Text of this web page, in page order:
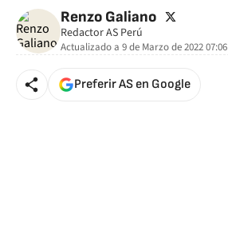
Renzo Galiano twitter
Redactor AS Perú
Actualizado a 9 de Marzo de 2022 07:06
Preferir AS en Google